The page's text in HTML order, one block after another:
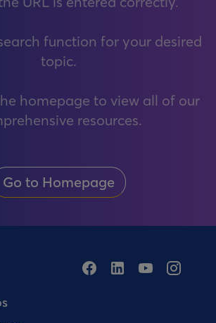
function for your desired
topic.
homepage to view all of our
resources.
Go to Homepage